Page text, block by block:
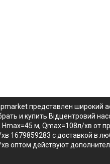
представлен широкий
и купить Відцентровий
Нmax=45 м, Qmax=108л/хв от
1679859283 с доставкой в
оптом действуют